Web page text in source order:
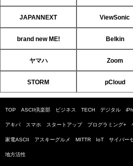
JAPANNEXT ViewSonic
brand new ME! Belkin
ヤマハ Zoom
STORM pCloud
TOP ASCII倶楽部 ビジネス TECH デジタル
アキバ スマホ スタートアップ プログラミング+
家電ASCII アスキーグルメ MITTR IoT サイバー
地方活性